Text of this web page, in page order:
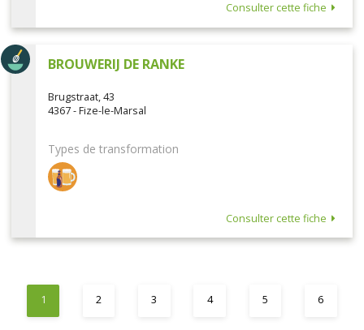
Consulter cette fiche
BROUWERIJ DE RANKE
Brugstraat, 43
4367 - Fize-le-Marsal
Types de transformation
Consulter cette fiche
1 2 3 4 5 6